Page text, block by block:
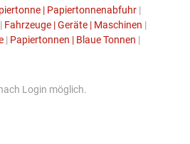
| Papiertonnenabfuhr |
| Fahrzeuge | Geräte | Maschinen |
| Papiertonnen | Blaue Tonnen |
Login möglich.